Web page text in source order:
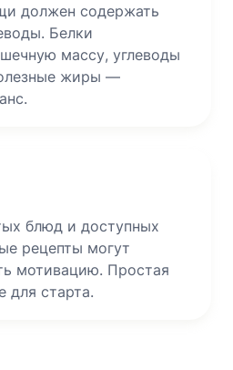
должен содержать
Белки
массу, углеводы
жиры —
блюд и доступных
рецепты могут
мотивацию. Простая
для старта.